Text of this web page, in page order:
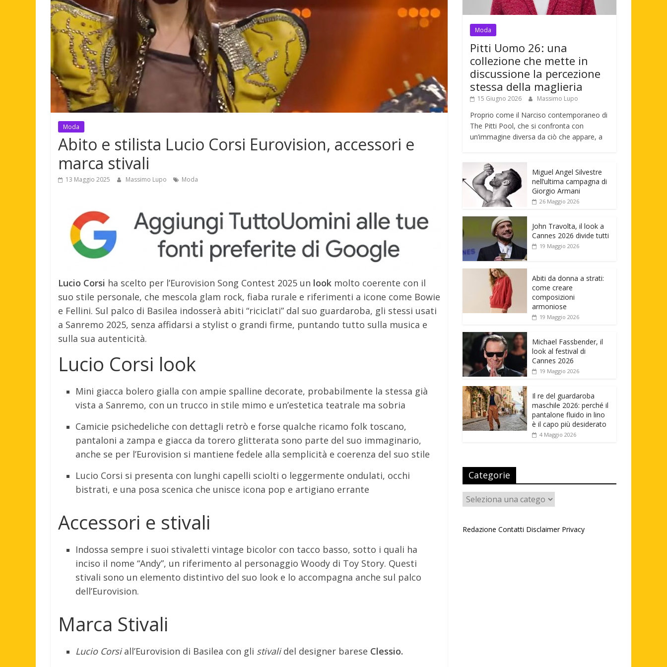
Moda
Abito e stilista Lucio Corsi Eurovision, accessori e
marca stivali
13 Maggio 2025 Massimo Lupo Moda
Lucio Corsi ha scelto per l’Eurovision Song Contest 2025 un look molto coerente con il
suo stile personale, che mescola glam rock, fiaba rurale e riferimenti a icone come Bowie
e Fellini. Sul palco di Basilea indosserà abiti “riciclati” dal suo guardaroba, gli stessi usati
a Sanremo 2025, senza affidarsi a stylist o grandi firme, puntando tutto sulla musica e
sulla sua autenticità.
Lucio Corsi look
Mini giacca bolero gialla con ampie spalline decorate, probabilmente la stessa già
vista a Sanremo, con un trucco in stile mimo e un’estetica teatrale ma sobria
Camicie psichedeliche con dettagli retrò e forse qualche ricamo folk toscano,
pantaloni a zampa e giacca da torero glitterata sono parte del suo immaginario,
anche se per l’Eurovision si mantiene fedele alla semplicità e coerenza del suo stile
Lucio Corsi si presenta con lunghi capelli sciolti o leggermente ondulati, occhi
bistrati, e una posa scenica che unisce icona pop e artigiano errante
Accessori e stivali
Indossa sempre i suoi stivaletti vintage bicolor con tacco basso, sotto i quali ha
inciso il nome “Andy”, un riferimento al personaggio Woody di Toy Story. Questi
stivali sono un elemento distintivo del suo look e lo accompagna anche sul palco
dell’Eurovision.
Marca Stivali
Lucio Corsiall’Eurovision di Basilea con gli stivalidel designer barese Clessio.
Moda
Pitti Uomo 26: una
collezione che mette in
discussione la percezione
stessa della maglieria
15 Giugno 2026 Massimo Lupo
Proprio come il Narciso contemporaneo di
The Pitti Pool, che si confronta con
un’immagine diversa da ciò che appare, a
Miguel Angel Silvestre
nell’ultima campagna di
Giorgio Armani
26 Maggio 2026
John Travolta, il look a
Cannes 2026 divide tutti
19 Maggio 2026
Abiti da donna a strati:
come creare
composizioni
armoniose
19 Maggio 2026
Michael Fassbender, il
look al festival di
Cannes 2026
19 Maggio 2026
Il re del guardaroba
maschile 2026: perché il
pantalone fluido in lino
è il capo più desiderato
4 Maggio 2026
Categorie
Categorie
Redazione Contatti Disclaimer Privacy